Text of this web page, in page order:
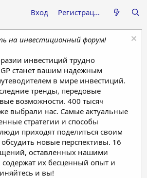
Вход Регистрация
на инвестиционный форум!
инвестиций трудно
станет вашим надежным
в мире инвестиций.
тренды, передовые
возможности. 400 тысяч
выбрали нас. Самые актуальные
стратегии и способы
приходят поделиться своим
новые перспективы. 16
оставленных нашими
содержат их бесценный опыт и
и вы!